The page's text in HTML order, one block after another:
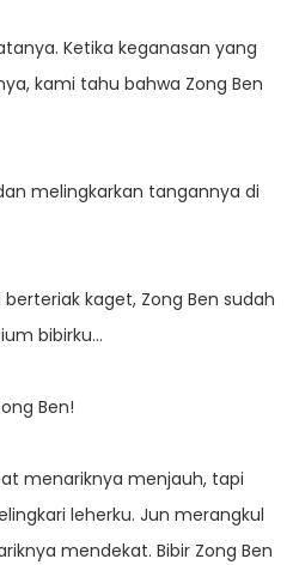
Ketika keganasan yang
kami tahu bahwa Zong Ben
melingkarkan tangannya di
berteriak kaget, Zong Ben sudah
bibirku…
Ben!
menariknya menjauh, tapi
leherku. Jun merangkul
mendekat. Bibir Zong Ben